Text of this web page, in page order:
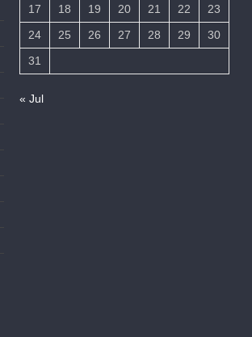
17
18 19 20 21 22
23
24
25 26 27 28 29
30
31
« Jul